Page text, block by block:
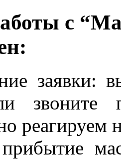
с
заявки:
реагируем